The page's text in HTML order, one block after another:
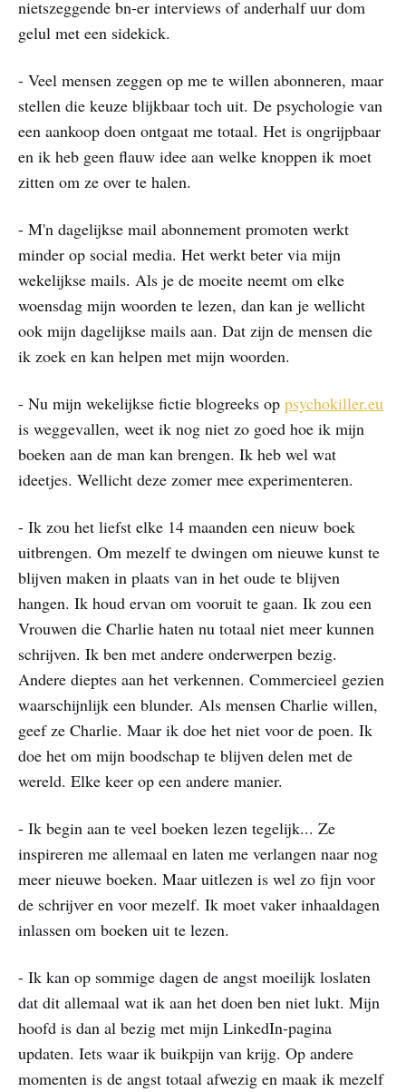
nietszeggende bn-er interviews of anderhalf uur dom
gelul met een sidekick.
- Veel mensen zeggen op me te willen abonneren, maar
stellen die keuze blijkbaar toch uit. De psychologie van
een aankoop doen ontgaat me totaal. Het is ongrijpbaar
en ik heb geen flauw idee aan welke knoppen ik moet
zitten om ze over te halen.
- M'n dagelijkse mail abonnement promoten werkt
minder op social media. Het werkt beter via mijn
wekelijkse mails. Als je de moeite neemt om elke
woensdag mijn woorden te lezen, dan kan je wellicht
ook mijn dagelijkse mails aan. Dat zijn de mensen die
ik zoek en kan helpen met mijn woorden.
- Nu mijn wekelijkse fictie blogreeks op psychokiller.eu
is weggevallen, weet ik nog niet zo goed hoe ik mijn
boeken aan de man kan brengen. Ik heb wel wat
ideetjes. Wellicht deze zomer mee experimenteren.
- Ik zou het liefst elke 14 maanden een nieuw boek
uitbrengen. Om mezelf te dwingen om nieuwe kunst te
blijven maken in plaats van in het oude te blijven
hangen. Ik houd ervan om vooruit te gaan. Ik zou een
Vrouwen die Charlie haten nu totaal niet meer kunnen
schrijven. Ik ben met andere onderwerpen bezig.
Andere dieptes aan het verkennen. Commercieel gezien
waarschijnlijk een blunder. Als mensen Charlie willen,
geef ze Charlie. Maar ik doe het niet voor de poen. Ik
doe het om mijn boodschap te blijven delen met de
wereld. Elke keer op een andere manier.
- Ik begin aan te veel boeken lezen tegelijk... Ze
inspireren me allemaal en laten me verlangen naar nog
meer nieuwe boeken. Maar uitlezen is wel zo fijn voor
de schrijver en voor mezelf. Ik moet vaker inhaaldagen
inlassen om boeken uit te lezen.
- Ik kan op sommige dagen de angst moeilijk loslaten
dat dit allemaal wat ik aan het doen ben niet lukt. Mijn
hoofd is dan al bezig met mijn LinkedIn-pagina
updaten. Iets waar ik buikpijn van krijg. Op andere
momenten is de angst totaal afwezig en maak ik mezelf